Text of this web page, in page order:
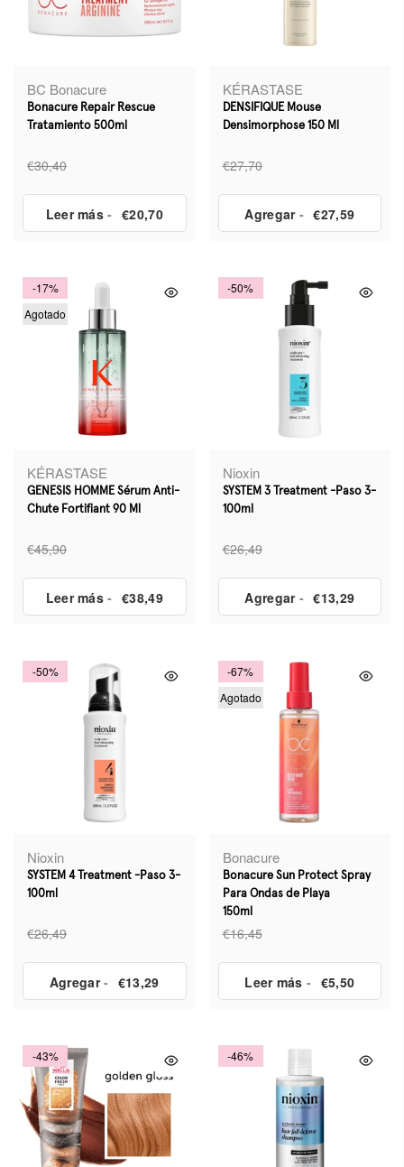
BC Bonacure
Bonacure Repair Rescue
Tratamiento 500ml
€30,40
Leer más - €20,70
KÉRASTASE
DENSIFIQUE Mouse
Densimorphose 150 Ml
€27,70
Agregar- €27,59
-17%
Agotado
KÉRASTASE
GENESIS HOMME Sérum Anti-
Chute Fortifiant 90 Ml
€45,90
Leer más - €38,49
-50%
Nioxin
SYSTEM 3 Treatment -Paso 3-
100ml
€26,49
Agregar- €13,29
-50%
Nioxin
SYSTEM 4 Treatment -Paso 3-
100ml
€26,49
Agregar- €13,29
-67%
Agotado
Bonacure
Bonacure Sun Protect Spray
Para Ondas de Playa
150ml
€16,45
Leer más - €5,50
-43% -46%